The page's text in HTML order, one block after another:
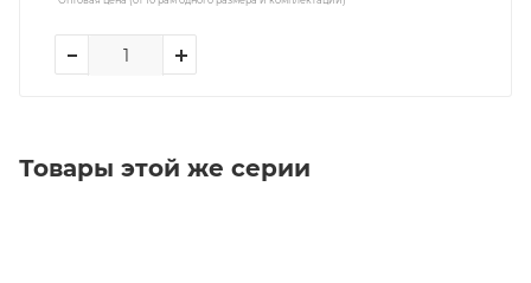
Товары этой же серии